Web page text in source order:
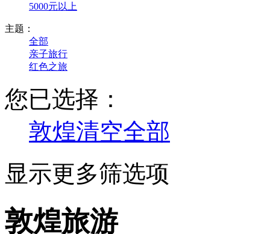
5000元以上
主题：
全部
亲子旅行
红色之旅
您已选择：
敦煌清空全部
显示更多筛选项
敦煌旅游